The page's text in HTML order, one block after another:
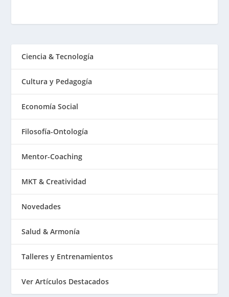
Ciencia & Tecnología
Cultura y Pedagogía
Economía Social
Filosofía-Ontología
Mentor-Coaching
MKT & Creatividad
Novedades
Salud & Armonía
Talleres y Entrenamientos
Ver Artículos Destacados